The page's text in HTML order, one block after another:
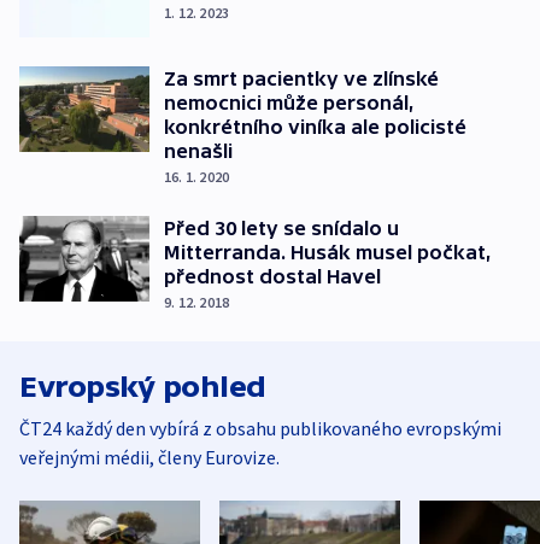
1. 12. 2023
Za smrt pacientky ve zlínské
nemocnici může personál,
konkrétního viníka ale policisté
nenašli
16. 1. 2020
Před 30 lety se snídalo u
Mitterranda. Husák musel počkat,
přednost dostal Havel
9. 12. 2018
Evropský pohled
ČT24 každý den vybírá z obsahu publikovaného evropskými
veřejnými médii, členy Eurovize.